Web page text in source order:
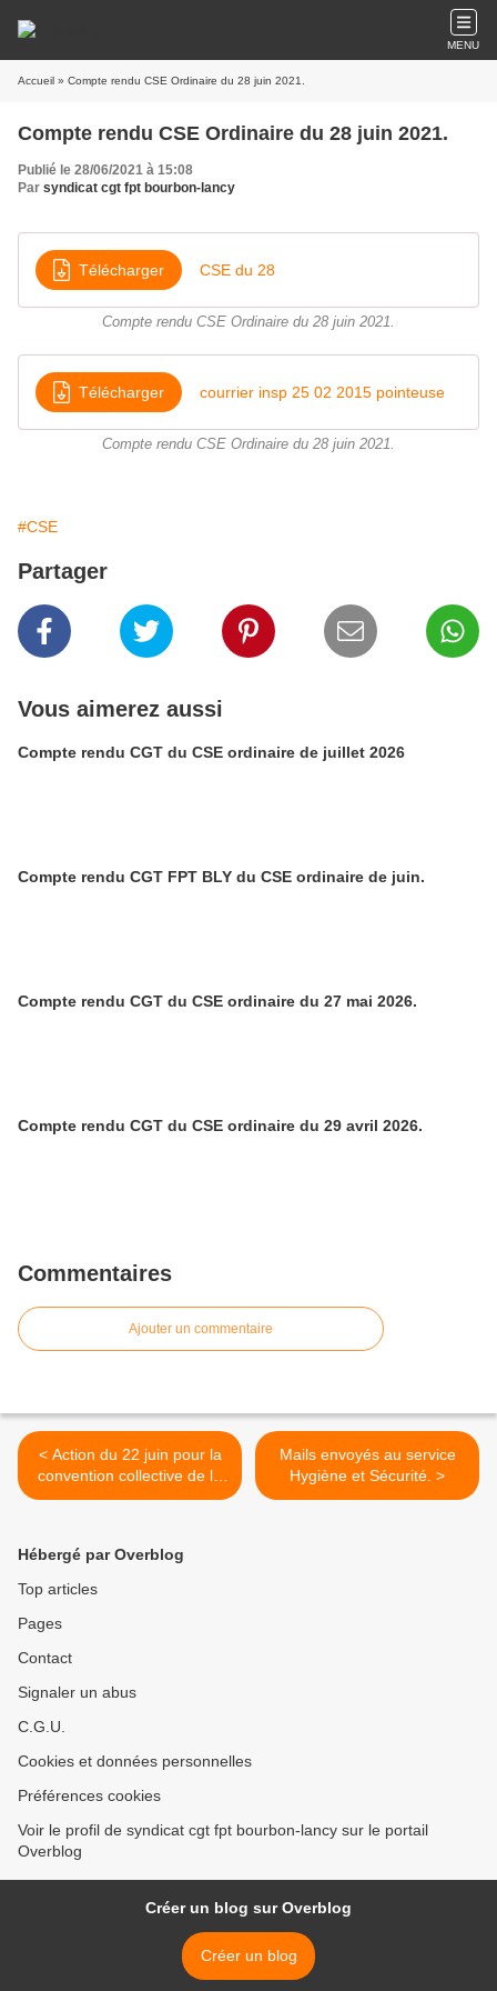
MENU
Accueil » Compte rendu CSE Ordinaire du 28 juin 2021.
Compte rendu CSE Ordinaire du 28 juin 2021.
Publié le 28/06/2021 à 15:08
Par syndicat cgt fpt bourbon-lancy
Télécharger CSE du 28
Compte rendu CSE Ordinaire du 28 juin 2021.
Télécharger courrier insp 25 02 2015 pointeuse
Compte rendu CSE Ordinaire du 28 juin 2021.
#CSE
Partager
Vous aimerez aussi
Compte rendu CGT du CSE ordinaire de juillet 2026
Compte rendu CGT FPT BLY du CSE ordinaire de juin.
Compte rendu CGT du CSE ordinaire du 27 mai 2026.
Compte rendu CGT du CSE ordinaire du 29 avril 2026.
Commentaires
Ajouter un commentaire
< Action du 22 juin pour la
convention collective de la
métallurgie.
Mails envoyés au service
Hygiène et Sécurité. >
Hébergé par Overblog
Top articles
Pages
Contact
Signaler un abus
C.G.U.
Cookies et données personnelles
Préférences cookies
Voir le profil de syndicat cgt fpt bourbon-lancy sur le portail
Overblog
Créer un blog sur Overblog
Créer un blog